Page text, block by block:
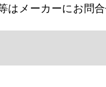
はメーカーにお問